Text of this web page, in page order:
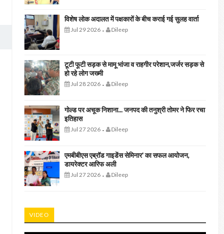
विशेष लोक अदालत में पक्षकारों के बीच कराई गई सुलह वार्ता
Jul 29 2026- Dileep
टूटी फूटी सड़क से मामू भांजा व राहगीर परेशान,जर्जर सड़क से
हो रहे लोग जख्मी
Jul 28 2026- Dileep
गोल्ड पर अचूक निशाना... जनपद की तनुश्री तोमर ने फिर रचा
इतिहास
Jul 27 2026- Dileep
एमबीबीएस एब्रॉड गाइडेंस सेमिनार' का सफल आयोजन,
डायरेक्टर आरिफ अली
Jul 27 2026- Dileep
VIDEO